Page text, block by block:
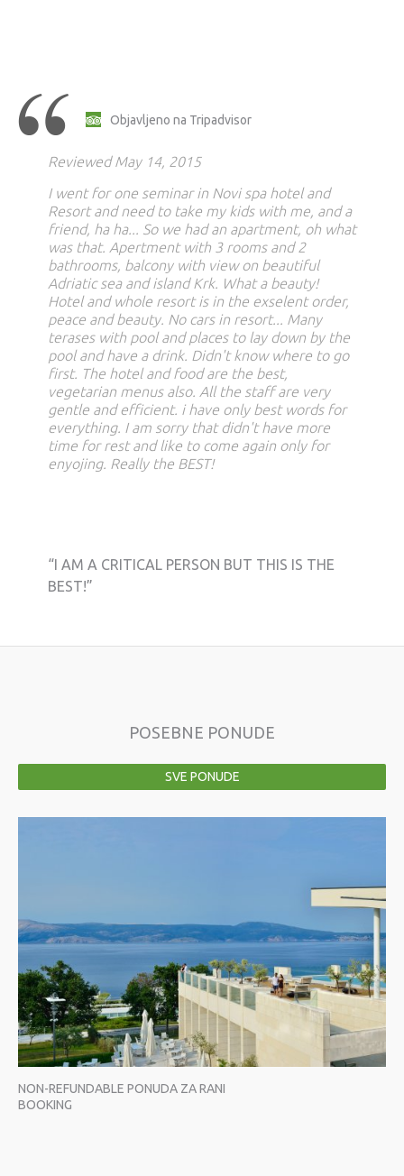
Objavljeno na Tripadvisor
Reviewed May 14, 2015
I went for one seminar in Novi spa hotel and
Resort and need to take my kids with me, and a
friend, ha ha... So we had an apartment, oh what
was that. Apertment with 3 rooms and 2
bathrooms, balcony with view on beautiful
Adriatic sea and island Krk. What a beauty!
Hotel and whole resort is in the exselent order,
peace and beauty. No cars in resort... Many
terases with pool and places to lay down by the
pool and have a drink. Didn't know where to go
first. The hotel and food are the best,
vegetarian menus also. All the staff are very
gentle and efficient. i have only best words for
everything. I am sorry that didn't have more
time for rest and like to come again only for
enyojing. Really the BEST!
“I AM A CRITICAL PERSON BUT THIS IS THE
BEST!”
POSEBNE PONUDE
SVE PONUDE
NON-REFUNDABLE PONUDA ZA RANI
BOOKING